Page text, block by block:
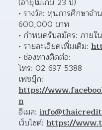
รางวัล: ทุนการศึกษาจ
600,000 บาท
กำหนดรับสมัคร: ภายใ
รายละเอียดเพิ่มเติม:
ช่องทางติดต่อ:
โทร: 02-697-5388
https://
n
อีเมล:
เว็บไซต์: https://